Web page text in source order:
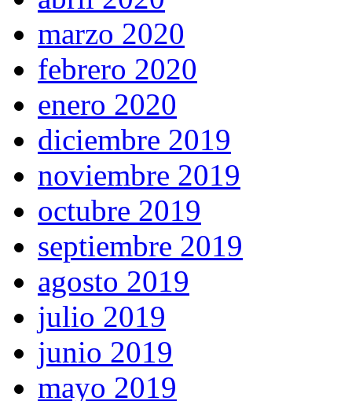
marzo 2020
febrero 2020
enero 2020
diciembre 2019
noviembre 2019
octubre 2019
septiembre 2019
agosto 2019
julio 2019
junio 2019
mayo 2019